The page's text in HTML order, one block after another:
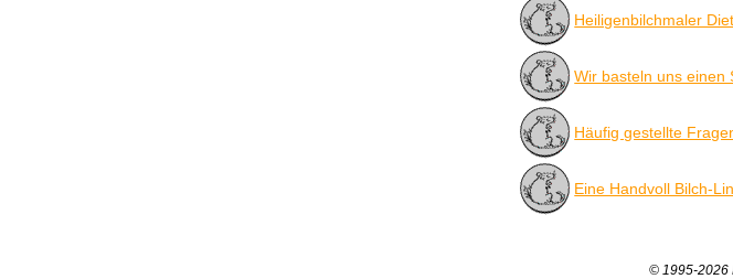
Heiligenbilchmaler
Wir basteln uns einen
Häufig gestellte
Eine Handvoll Bilch-
© 1995-2026